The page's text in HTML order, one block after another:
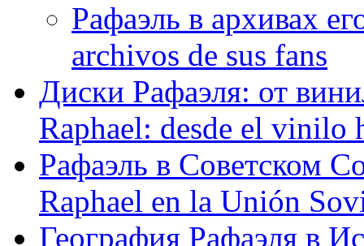
Рафаэль в архивах
archivos de sus fans
Диски Рафаэля: от
Raphael: desde el vinilo
Рафаэль в Советском
Raphael en la Unión
География Рафаэля в